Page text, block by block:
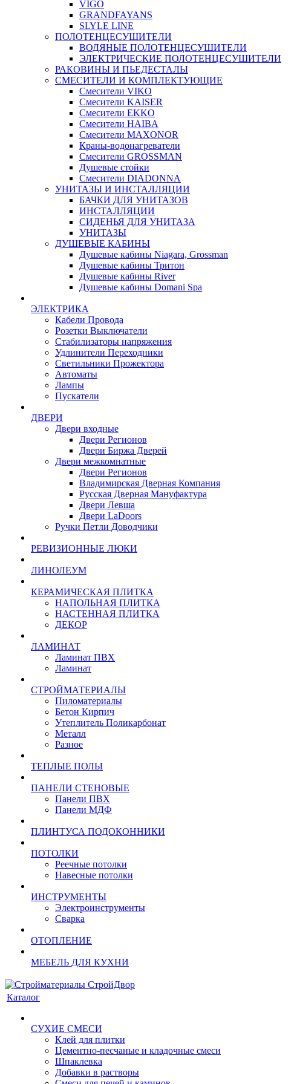
VIGO
GRANDFAYANS
SLYLE LINE
ПОЛОТЕНЦЕСУШИТЕЛИ
ВОДЯНЫЕ ПОЛОТЕНЦЕСУШИТЕЛИ
ЭЛЕКТРИЧЕСКИЕ ПОЛОТЕНЦЕСУШИТЕЛИ
РАКОВИНЫ И ПЬЕДЕСТАЛЫ
СМЕСИТЕЛИ И КОМПЛЕКТУЮЩИЕ
Смесители VIKO
Смесители KAISER
Смесители EKKO
Смесители HAIBA
Смесители MAXONOR
Краны-водонагреватели
Смесители GROSSMAN
Душевые стойки
Смесители DIADONNA
УНИТАЗЫ И ИНСТАЛЛЯЦИИ
БАЧКИ ДЛЯ УНИТАЗОВ
ИНСТАЛЛЯЦИИ
СИДЕНЬЯ ДЛЯ УНИТАЗА
УНИТАЗЫ
ДУШЕВЫЕ КАБИНЫ
Душевые кабины Niagara, Grossman
Душевые кабины Тритон
Душевые кабины River
Душевые кабины Domani Spa
ЭЛЕКТРИКА
Кабели Провода
Розетки Выключатели
Стабилизаторы напряжения
Удлинители Переходники
Светильники Прожектора
Автоматы
Лампы
Пускатели
ДВЕРИ
Двери входные
Двери Регионов
Двери Биржа Дверей
Двери межкомнатные
Двери Регионов
Владимирская Дверная Компания
Русская Дверная Мануфактура
Двери Левша
Двери LaDoors
Ручки Петли Доводчики
РЕВИЗИОННЫЕ ЛЮКИ
ЛИНОЛЕУМ
КЕРАМИЧЕСКАЯ ПЛИТКА
НАПОЛЬНАЯ ПЛИТКА
НАСТЕННАЯ ПЛИТКА
ДЕКОР
ЛАМИНАТ
Ламинат ПВХ
Ламинат
СТРОЙМАТЕРИАЛЫ
Пиломатериалы
Бетон Кирпич
Утеплитель Поликарбонат
Металл
Разное
ТЕПЛЫЕ ПОЛЫ
ПАНЕЛИ СТЕНОВЫЕ
Панели ПВХ
Панели МДФ
ПЛИНТУСА ПОДОКОННИКИ
ПОТОЛКИ
Реечные потолки
Навесные потолки
ИНСТРУМЕНТЫ
Электроинструменты
Сварка
ОТОПЛЕНИЕ
МЕБЕЛЬ ДЛЯ КУХНИ
Каталог
СУХИЕ СМЕСИ
Клей для плитки
Цементно-песчаные и кладочные смеси
Шпаклевка
Добавки в растворы